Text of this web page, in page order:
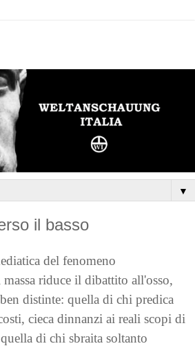
▼
il basso
del fenomeno
riduce il dibattito all'osso,
distinte: quella di chi predica
cieca dinnanzi ai reali scopi di
di chi sbraita soltanto